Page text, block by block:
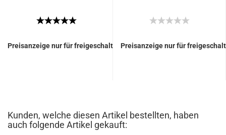
Preisanzeige nur für freigeschaltete KundenPreisanzeige nur für
Kunden, welche diesen Artikel bestellten, haben
auch folgende Artikel gekauft: